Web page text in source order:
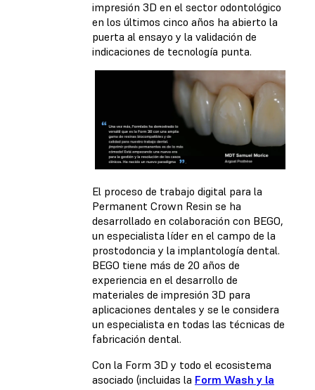
impresión 3D en el sector odontológico
en los últimos cinco años ha abierto la
puerta al ensayo y la validación de
indicaciones de tecnología punta.
El proceso de trabajo digital para la
Permanent Crown Resin se ha
desarrollado en colaboración con BEGO,
un especialista líder en el campo de la
prostodoncia y la implantología dental.
BEGO tiene más de 20 años de
experiencia en el desarrollo de
materiales de impresión 3D para
aplicaciones dentales y se le considera
un especialista en todas las técnicas de
fabricación dental.
Con la Form 3D y todo el ecosistema
asociado (incluidas la Form Wash y la